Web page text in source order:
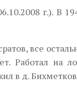
г.). В
все
Работал
в д.